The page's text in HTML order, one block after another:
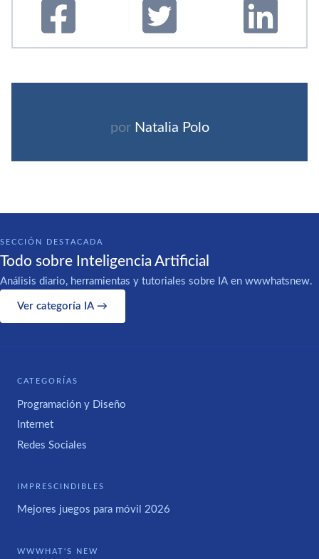
por Natalia Polo
SECCIÓN DESTACADA
Todo sobre Inteligencia Artificial
Análisis diario, herramientas y tutoriales sobre IA en wwwhatsnew.
Ver categoría IA →
CATEGORÍAS
Programación y Diseño
Internet
Redes Sociales
IMPRESCINDIBLES
Mejores juegos para móvil 2026
WWWHAT'S NEW